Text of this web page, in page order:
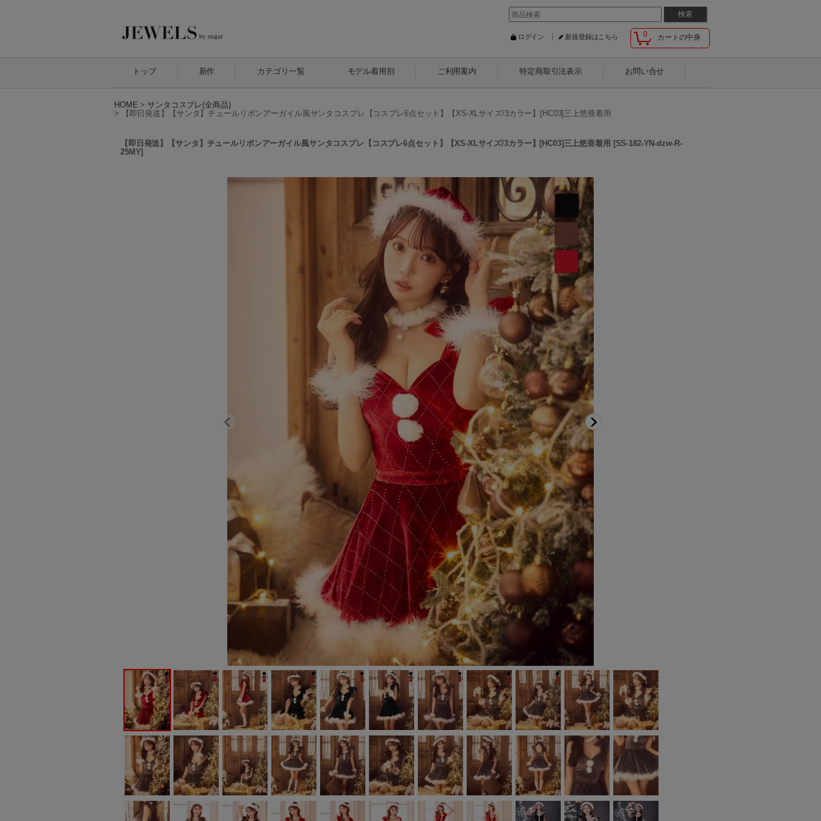
0 カートの中身
ログイン 新規登録はこちら
トップ 新作 カテゴリ一覧 モデル着用別 ご利用案内 特定商取引法表示 お問い合せ
HOME > サンタコスプレ(全商品)
>
【即日発送】【サンタ】チュールリボンアーガイル風サンタコスプレ【コスプレ6点セット】【XS-XLサイズ/3カラー】[HC03]三上悠亜着用
【即日発送】【サンタ】チュールリボンアーガイル風サンタコスプレ【コスプレ6点セット】【XS-XLサイズ/3カラー】[HC03]三上悠亜着用 [SS-182-YN-dzw-R-
25MY]